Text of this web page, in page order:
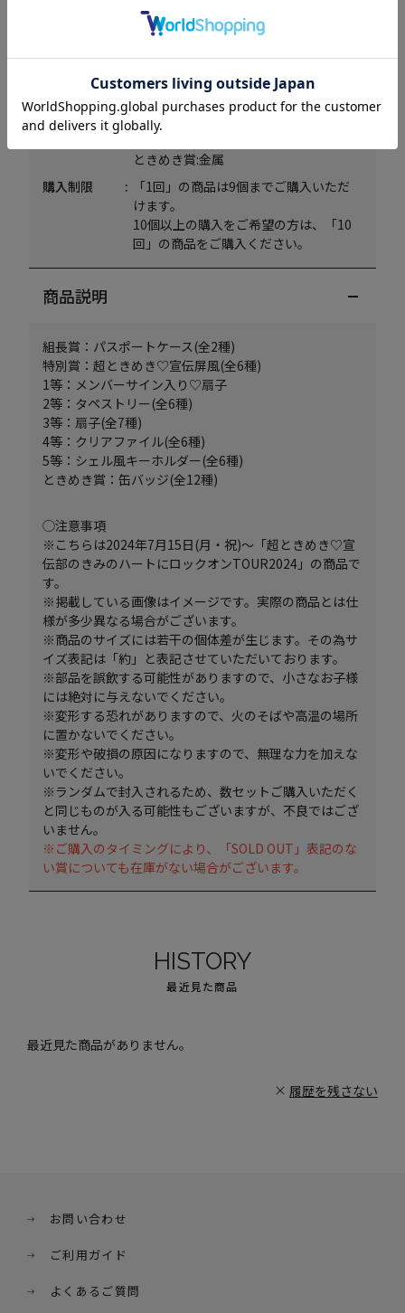
ときめき賞:約7.6cm
特別賞:上質紙・チップボール
2等:スエード生地
3等:ポリエステル・竹
4等:再生PET
ときめき賞:金属
購入制限
「1回」の商品は9個までご購入いただ
けます。
10個以上の購入をご希望の方は、「10
回」の商品をご購入ください。
商品説明
組長賞：パスポートケース(全2種)
特別賞：超ときめき♡宣伝屏風(全6種)
1等：メンバーサイン入り♡扇子
2等：タペストリー(全6種)
3等：扇子(全7種)
4等：クリアファイル(全6種)
5等：シェル風キーホルダー(全6種)
ときめき賞：缶バッジ(全12種)
◯注意事項
※こちらは2024年7月15日(月・祝)～「超ときめき♡宣
伝部のきみのハートにロックオンTOUR2024」の商品で
す。
※掲載している画像はイメージです。実際の商品とは仕
様が多少異なる場合がございます。
※商品のサイズには若干の個体差が生じます。その為サ
イズ表記は「約」と表記させていただいております。
※部品を誤飲する可能性がありますので、小さなお子様
には絶対に与えないでください。
※変形する恐れがありますので、火のそばや高温の場所
に置かないでください。
※変形や破損の原因になりますので、無理な力を加えな
いでください。
※ランダムで封入されるため、数セットご購入いただく
と同じものが入る可能性もございますが、不良ではござ
いません。
※ご購入のタイミングにより、「SOLD OUT」表記のな
い賞についても在庫がない場合がございます。
HISTORY
最近見た商品
最近見た商品がありません。
履歴を残さない
お問い合わせ
ご利用ガイド
よくあるご質問